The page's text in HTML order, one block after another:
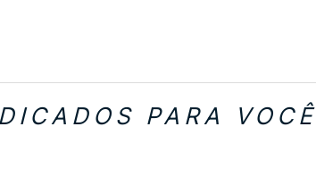
PARA VOCÊ